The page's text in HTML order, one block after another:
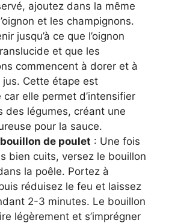
ajoutez dans la même
et les champignons.
jusqu’à ce que l’oignon
et que les
commencent à dorer et à
jus. Cette étape est
elle permet d’intensifier
des légumes, créant une
pour la sauce.
de poulet : Une fois
bien cuits, versez le bouillon
la poêle. Portez à
réduisez le feu et laissez
2-3 minutes. Le bouillon
légèrement et s’imprégner